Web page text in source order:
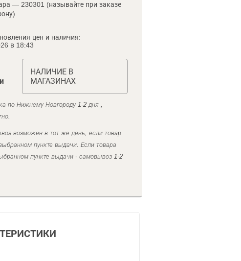
— 230301 (называйте при заказе
цен и наличия:
в 18:43
НАЛИЧИЕ В
МАГАЗИНАХ
по Нижнему Новгороду 1-2 дня ,
возможен в тот же день, если товар
пункте выдачи. Если товара
пункте выдачи - самовывоз 1-2